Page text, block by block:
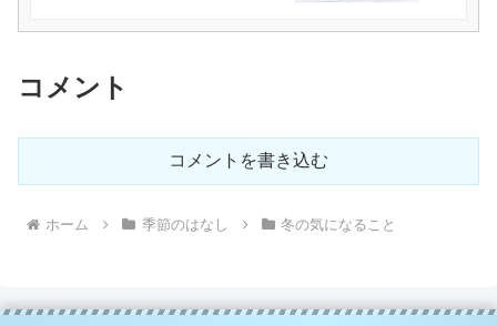
コメント
コメントを書き込む
ホーム 季節のはなし 冬の気になること